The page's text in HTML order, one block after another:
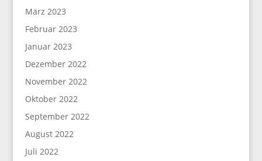
März 2023
Februar 2023
Januar 2023
Dezember 2022
November 2022
Oktober 2022
September 2022
August 2022
Juli 2022